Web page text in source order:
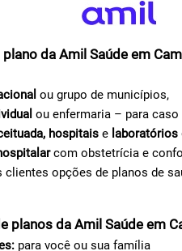
da Amil Saúde em
ou grupo de municípios,
ou enfermaria – para
hospitais e laboratórios
com obstetrícia e
clientes opções de planos de
planos da Amil Saúde em
para você ou sua família